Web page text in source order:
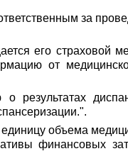
за
его страховой
от
результатах
объема
финансовых